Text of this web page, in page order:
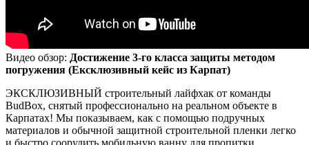
Видео обзор: Достижение 3-го класса защиты методом
погружения (Ексклюзивный кейс из Карпат)
ЭКСКЛЮЗИВНЫЙ строительный лайфхак от команды
BudBox, снятый профессионально на реальном объекте в
Карпатах! Мы показываем, как с помощью подручных
материалов и обычной защитной строительной пленки легко
и быстро соорудить мобильную ванну для пропитки